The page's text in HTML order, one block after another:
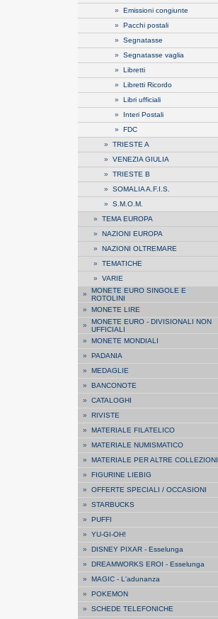
» Emissioni congiunte
» Pacchi postali
» Segnatasse
» Segnatasse vaglia
» Libretti
» Libretti Ricordo
» Libri ufficiali
» Interi Postali
» FDC
» TRIESTE A
» VENEZIA GIULIA
» TRIESTE B
» SOMALIA A.F.I.S.
» S.M.O.M.
» TEMA EUROPA
» NAZIONI EUROPA
» NAZIONI OLTREMARE
» TEMATICHE
» VARIE
» MONETE EURO SINGOLE E
ROTOLINI
» MONETE LIRE
» MONETE EURO - DIVISIONALI NON
UFFICIALI
» MONETE MONDIALI
» PADANIA
» MEDAGLIE
» BANCONOTE
» CATALOGHI
» RIVISTE
» MATERIALE FILATELICO
» MATERIALE NUMISMATICO
» MATERIALE PER ALTRE COLLEZIONI
» FIGURINE LIEBIG
» OFFERTE SPECIALI / OCCASIONI
» STARBUCKS
» PUFFI
» YU-GI-OH!
» DISNEY PIXAR - Esselunga
» DREAMWORKS EROI - Esselunga
» MAGIC - L'adunanza
» POKEMON
» SCHEDE TELEFONICHE